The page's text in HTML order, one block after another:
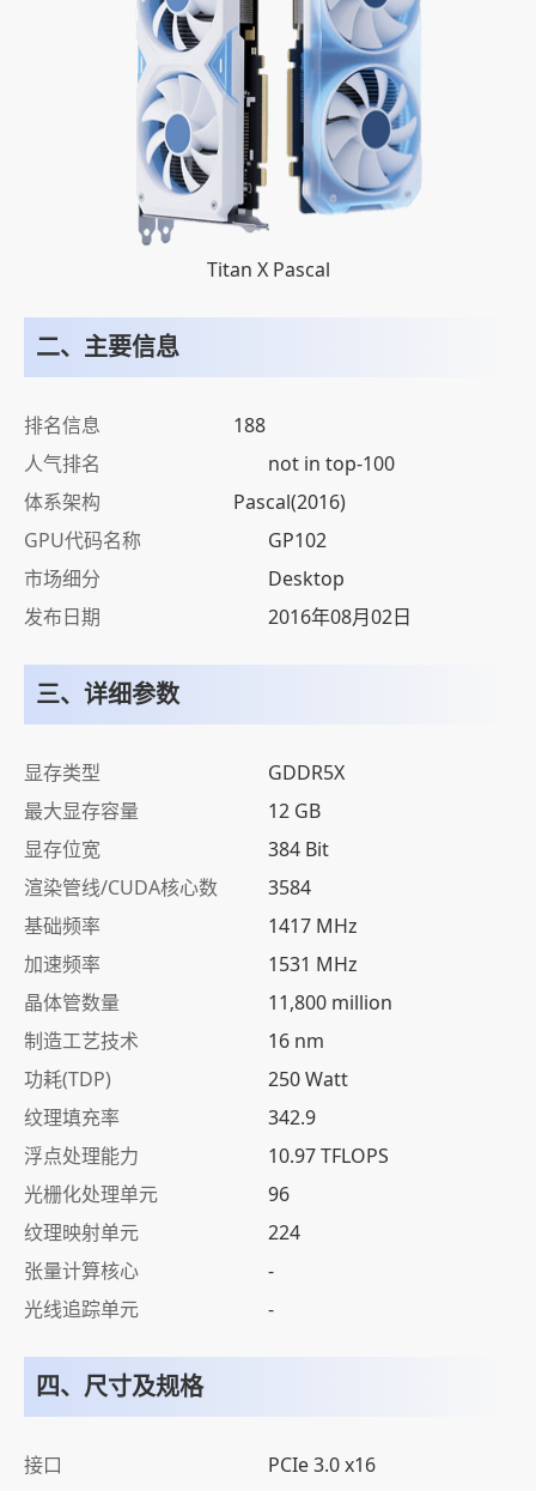
Titan X Pascal
二、主要信息
排名信息
188
人气排名
not in top-100
体系架构
Pascal(2016)
GPU代码名称
GP102
市场细分
Desktop
发布日期
2016年08月02日
三、详细参数
显存类型
GDDR5X
最大显存容量
12 GB
显存位宽
384 Bit
渲染管线/CUDA核心数
3584
基础频率
1417 MHz
加速频率
1531 MHz
晶体管数量
11,800 million
制造工艺技术
16 nm
功耗(TDP)
250 Watt
纹理填充率
342.9
浮点处理能力
10.97 TFLOPS
光栅化处理单元
96
纹理映射单元
224
张量计算核心
-
光线追踪单元
-
四、尺寸及规格
接口
PCIe 3.0 x16